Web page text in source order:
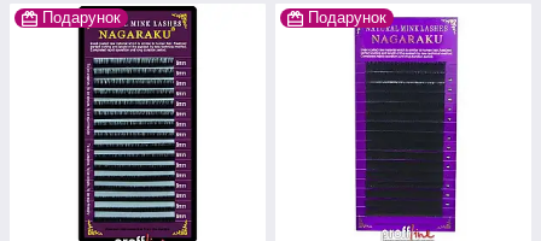
Подарунок Подарунок